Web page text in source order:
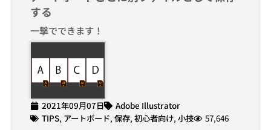
する
一撃でできます！
2021年09月07日
Adobe Illustrator
TIPS, アートボード, 保存, 初心者向け, 小技 57,646